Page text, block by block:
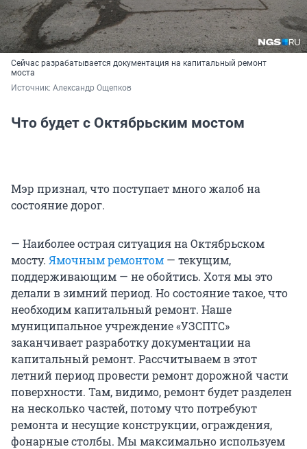
Сейчас разрабатывается документация на капитальный ремонт
моста
Источник: Александр Ощепков
Что будет с Октябрьским мостом
Мэр признал, что поступает много жалоб на
состояние дорог.
— Наиболее острая ситуация на Октябрьском
мосту. Ямочным ремонтом — текущим,
поддерживающим — не обойтись. Хотя мы это
делали в зимний период. Но состояние такое, что
необходим капитальный ремонт. Наше
муниципальное учреждение «УЗСПТС»
заканчивает разработку документации на
капитальный ремонт. Рассчитываем в этот
летний период провести ремонт дорожной части
поверхности. Там, видимо, ремонт будет разделен
на несколько частей, потому что потребуют
ремонта и несущие конструкции, ограждения,
фонарные столбы. Мы максимально используем